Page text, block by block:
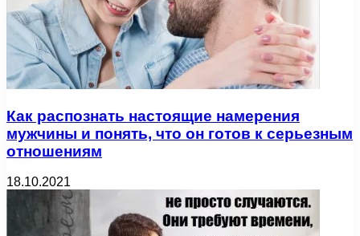
Как распознать настоящие намерения
мужчины и понять, что он готов к серьезным
отношениям
18.10.2021